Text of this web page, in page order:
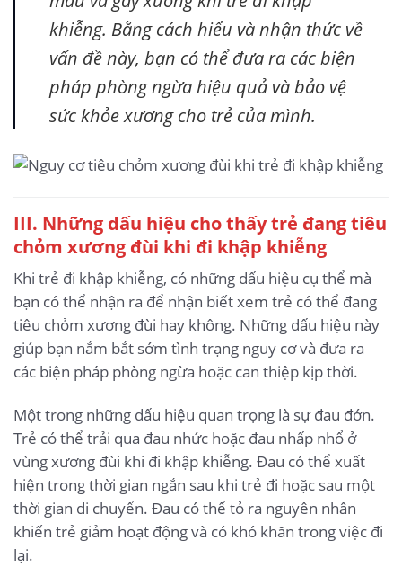
khiễng. Bằng cách hiểu và nhận thức về
vấn đề này, bạn có thể đưa ra các biện
pháp phòng ngừa hiệu quả và bảo vệ
sức khỏe xương cho trẻ của mình.
III. Những dấu hiệu cho thấy trẻ đang tiêu
chỏm xương đùi khi đi khập khiễng
Khi trẻ đi khập khiễng, có những dấu hiệu cụ thể mà
bạn có thể nhận ra để nhận biết xem trẻ có thể đang
tiêu chỏm xương đùi hay không. Những dấu hiệu này
giúp bạn nắm bắt sớm tình trạng nguy cơ và đưa ra
các biện pháp phòng ngừa hoặc can thiệp kịp thời.
Một trong những dấu hiệu quan trọng là sự đau đớn.
Trẻ có thể trải qua đau nhức hoặc đau nhấp nhổ ở
vùng xương đùi khi đi khập khiễng. Đau có thể xuất
hiện trong thời gian ngắn sau khi trẻ đi hoặc sau một
thời gian di chuyển. Đau có thể tỏ ra nguyên nhân
khiến trẻ giảm hoạt động và có khó khăn trong việc đi
lại.